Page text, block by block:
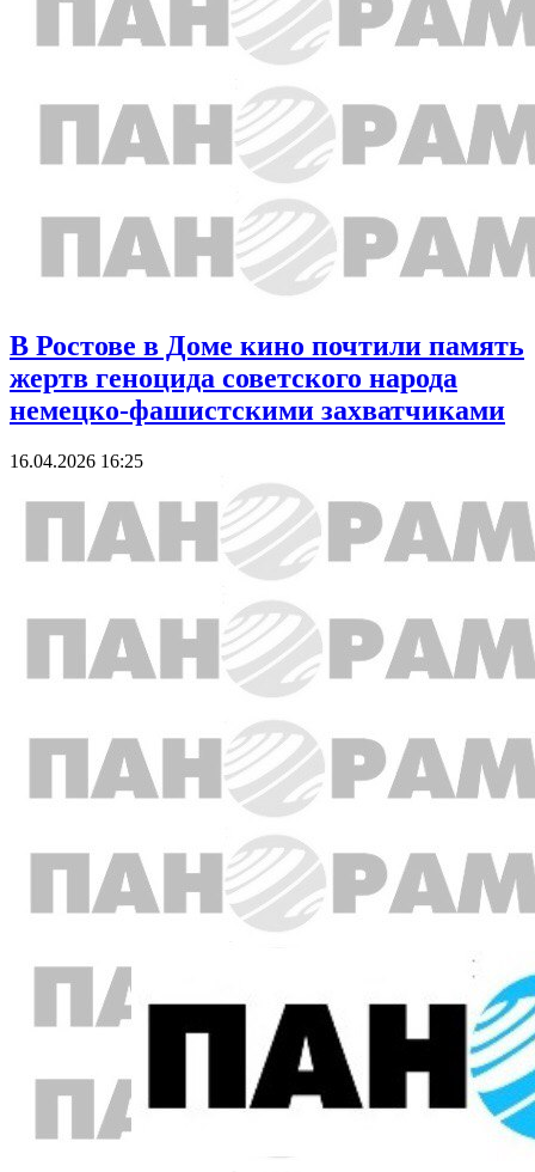
В Ростове в Доме кино почтили память
жертв геноцида советского народа
немецко-фашистскими захватчиками
16.04.2026 16:25